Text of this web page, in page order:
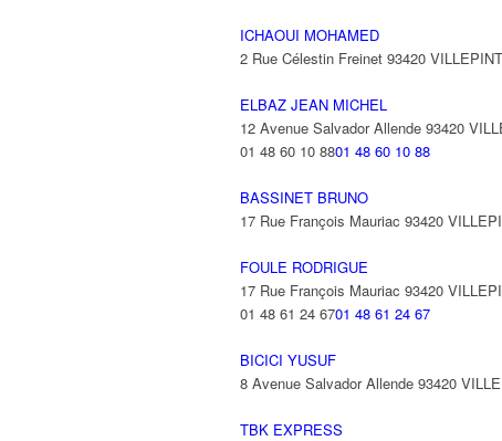
ICHAOUI MOHAMED
2 Rue Célestin Freinet 93420
ELBAZ JEAN MICHEL
12 Avenue Salvador Allende 93420
01 48 60 10 8801 48 60 10 88
BASSINET BRUNO
17 Rue François Mauriac 93420
FOULE RODRIGUE
17 Rue François Mauriac 93420
01 48 61 24 6701 48 61 24 67
BICICI YUSUF
8 Avenue Salvador Allende 93420
TBK EXPRESS